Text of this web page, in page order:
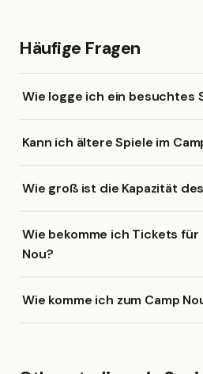
Häufige Fragen
Wie logge ich ein besuchtes
Kann ich ältere Spiele im
Wie groß ist die Kapazität
Wie bekomme ich Tickets für
Nou?
Wie komme ich zum Camp